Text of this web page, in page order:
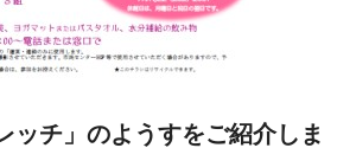
ッチ」のようすをご紹介しま